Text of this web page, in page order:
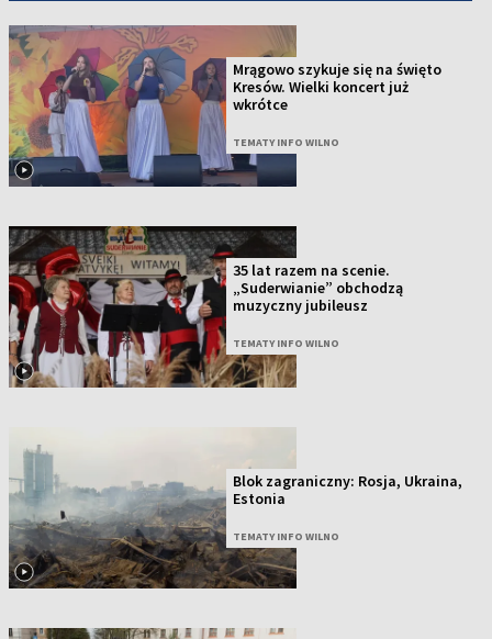
Mrągowo szykuje się na święto
Kresów. Wielki koncert już
wkrótce
TEMATY INFO WILNO
35 lat razem na scenie.
„Suderwianie” obchodzą
muzyczny jubileusz
TEMATY INFO WILNO
Blok zagraniczny: Rosja, Ukraina,
Estonia
TEMATY INFO WILNO